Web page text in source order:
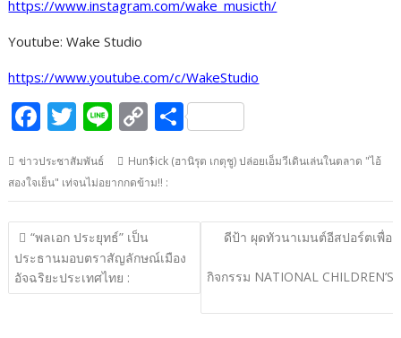
https://www.instagram.com/wake_musicth/
Youtube: Wake Studio
https://www.youtube.com/c/WakeStudio
F
e
b
o
o
k
T
itt
er
Li
e
C
p
y
Li
n
k
S
ar
e
ข่าวประชาสัมพันธ์
Hun$ick (ฮานิรุต เกตุชู) ปล่อยเอ็มวีเดินเล่นในตลาด "ไอ้
สองใจเย็น" เท่จนไม่อยากกดข้าม!! :
แนะแนว
เรื่อง
“พลเอก ประยุทธ์” เป็น
ประธานมอบตราสัญลักษณ์เมือง
อัจฉริยะประเทศไทย :
ดีป้า ผุดทัวนาเมนต์อีสปอร์ตเพื่อเ
กิจกรรม NATIONAL CHILDREN’S